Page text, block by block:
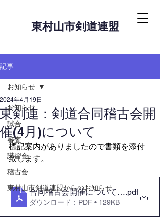
東村山市剣道連盟
記事
お知らせ
試合
審査
講習会
稽古会
東村山市剣道連盟からのお知らせ
お知らせ
東剣連：剣道合同稽古会開
催(4月)について
2024年4月19日
標記案内がありましたので書類を添付
致します。
合同稽古会開催について2024.4
.pdf
ダウンロード：PDF • 129KB